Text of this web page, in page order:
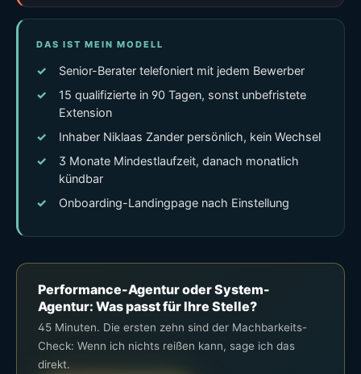
DAS IST MEIN MODELL
Senior-Berater telefoniert mit jedem Bewerber
15 qualifizierte in 90 Tagen, sonst unbefristete
Extension
Inhaber Niklaas Zander persönlich, kein Wechsel
3 Monate Mindestlaufzeit, danach monatlich
kündbar
Onboarding-Landingpage nach Einstellung
Performance-Agentur oder System-
Agentur: Was passt für Ihre Stelle?
45 Minuten. Die ersten zehn sind der Machbarkeits-
Check: Wenn ich nichts reißen kann, sage ich das
direkt.